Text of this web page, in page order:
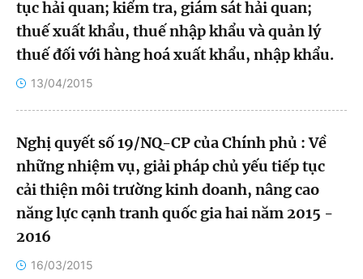
Đà Lạt
Đắk Lắk
Đồng Nai
Đồng Tháp
Gia Lai
tục hải quan; kiểm tra, giám sát hải quan;
thuế xuất khẩu, thuế nhập khẩu và quản lý
thuế đối với hàng hoá xuất khẩu, nhập khẩu.
13/04/2015
Nghị quyết số 19/NQ-CP của Chính phủ : Về
những nhiệm vụ, giải pháp chủ yếu tiếp tục
cải thiện môi trường kinh doanh, nâng cao
năng lực cạnh tranh quốc gia hai năm 2015 -
2016
16/03/2015